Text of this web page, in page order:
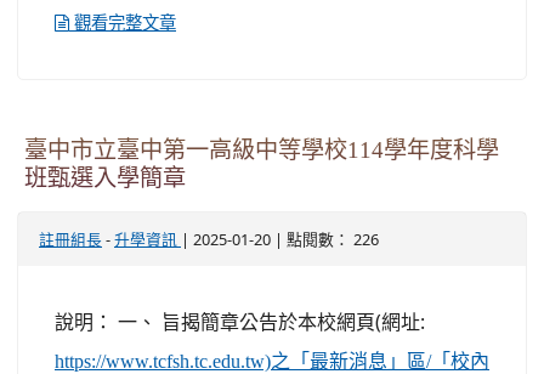
觀看完整文章
臺中市立臺中第一高級中等學校114學年度科學
班甄選入學簡章
註冊組長 - 升學資訊 | 2025-01-20 | 點閱數： 226
說明： 一、 旨揭簡章公告於本校網頁(網址:
https://www.tcfsh.tc.edu.tw)之「最新消息」區/「校內